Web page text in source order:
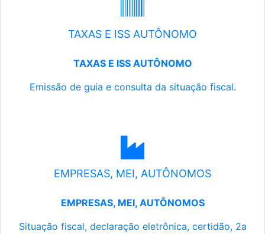
TAXAS E ISS AUTÔNOMO
TAXAS E ISS AUTÔNOMO
Emissão de guia e consulta da situação fiscal.
EMPRESAS, MEI, AUTÔNOMOS
EMPRESAS, MEI, AUTÔNOMOS
Situação fiscal, declaração eletrônica, certidão, 2a